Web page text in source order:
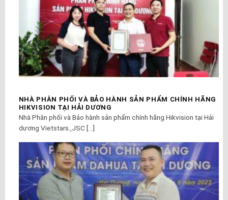
NHÀ PHÂN PHỐI VÀ BẢO HÀNH SẢN PHẨM CHÍNH HÃNG
HIKVISION TẠI HẢI DƯƠNG
Nhà Phân phối và Bảo hành sản phẩm chính hãng Hikvision tại Hải
dương Vietstars.,JSC [...]